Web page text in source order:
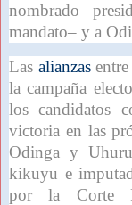
nombrado
mandato– y a
Las alianzasentre
la campaña
los candidatos
victoria en las
Odinga y
kikuyu e
por la Corte